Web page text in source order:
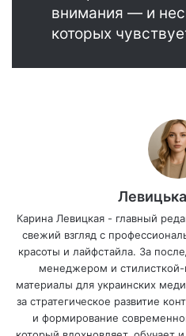
внимания — и
которых
Карина Левицкая - главный
свежий взгляд с
красоты и лайфстайла. За
менеджером и стилисткой-
материалы для украинских
за стратегическое развитие
и формирование